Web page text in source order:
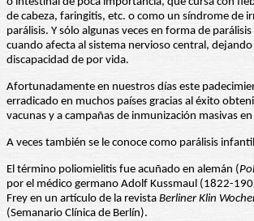
de cabeza, faringitis, etc. o como un síndrome de
parálisis. Y sólo algunas veces en forma de
cuando afecta al sistema nervioso central, dejando
discapacidad de por vida.
Afortunadamente en nuestros días este
erradicado en muchos países gracias al éxito
vacunas y a campañas de inmunización masivas
A veces también se le conoce como parálisis
El término poliomielitis fue acuñado en alemán (
por el médico germano Adolf Kussmaul (1822-
Frey en un artículo de la revista Berliner Klin
(Semanario Clínica de Berlín).